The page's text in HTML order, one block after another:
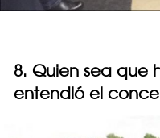
8. Quien sea que
entendió el